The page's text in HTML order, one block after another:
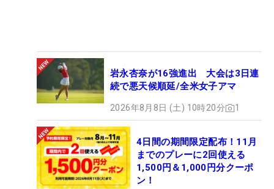
岩永杏奈が16強進出 大会は3日連
続で悪天候順延/全米女子アマ
2026年8月8日 (土) 10時20分 1
4日間の期間限定配布！11月
までのプレーに2回使える
1,500円＆1,000円分クーポ
ン！